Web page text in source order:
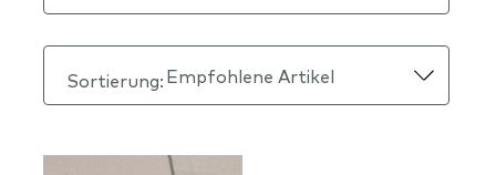
Sortierung: